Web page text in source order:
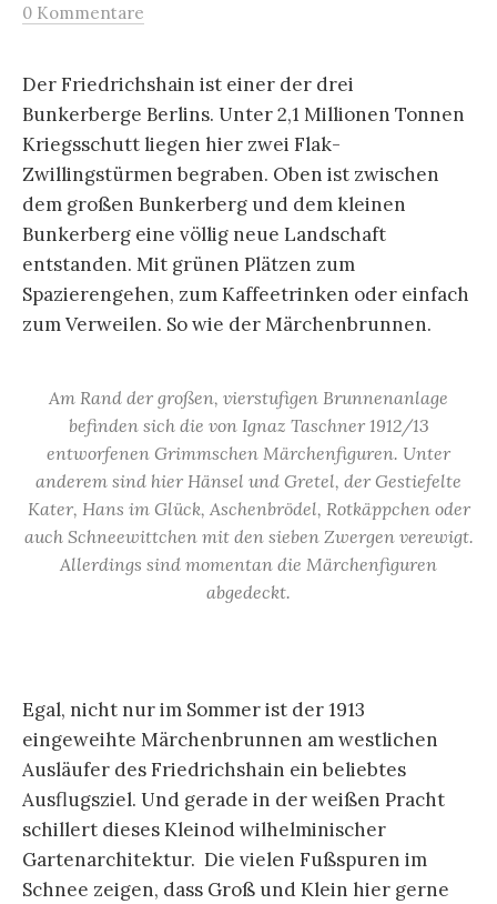
0 Kommentare
Der Friedrichshain ist einer der drei
Bunkerberge Berlins. Unter 2,1 Millionen Tonnen
Kriegsschutt liegen hier zwei Flak-
Zwillingstürmen begraben. Oben ist zwischen
dem großen Bunkerberg und dem kleinen
Bunkerberg eine völlig neue Landschaft
entstanden. Mit grünen Plätzen zum
Spazierengehen, zum Kaffeetrinken oder einfach
zum Verweilen. So wie der Märchenbrunnen.
Am Rand der großen, vierstufigen Brunnenanlage
befinden sich die von Ignaz Taschner 1912/13
entworfenen Grimmschen Märchenfiguren. Unter
anderem sind hier Hänsel und Gretel, der Gestiefelte
Kater, Hans im Glück, Aschenbrödel, Rotkäppchen oder
auch Schneewittchen mit den sieben Zwergen verewigt.
Allerdings sind momentan die Märchenfiguren
abgedeckt.
Egal, nicht nur im Sommer ist der 1913
eingeweihte Märchenbrunnen am westlichen
Ausläufer des Friedrichshain ein beliebtes
Ausflugsziel. Und gerade in der weißen Pracht
schillert dieses Kleinod wilhelminischer
Gartenarchitektur. Die vielen Fußspuren im
Schnee zeigen, dass Groß und Klein hier gerne